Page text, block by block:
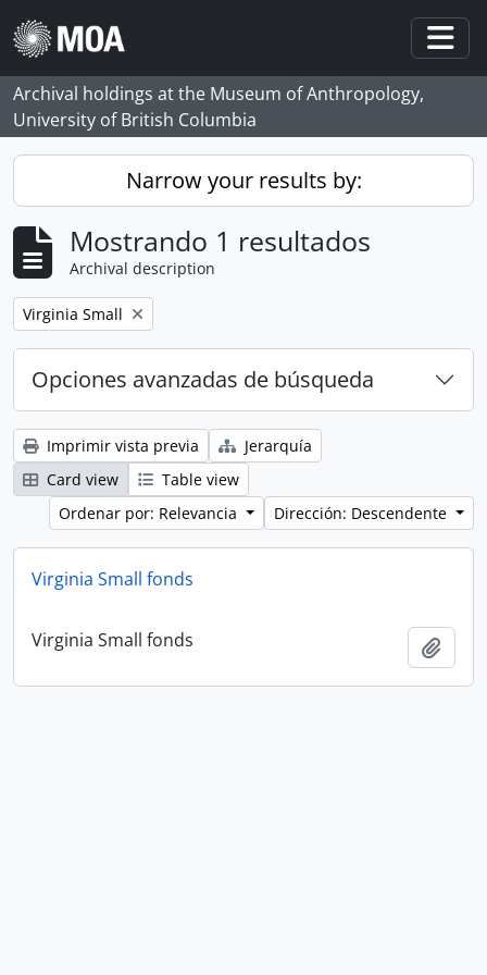
Skip to main content
Archival holdings at the Museum of Anthropology,
University of British Columbia
Narrow your results by:
Mostrando 1 resultados
Archival description
Remove filter:
Virginia Small
Opciones avanzadas de búsqueda
Imprimir vista previa
Jerarquía
Card view
Table view
Ordenar por: Relevancia
Dirección: Descendente
Virginia Small fonds
Virginia Small fonds